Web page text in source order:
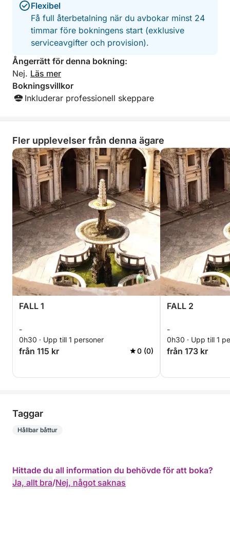
Flexibel
Få full återbetalning när du avbokar minst 24
timmar före bokningens start (exklusive
serviceavgifter och provision).
Ångerrätt för denna bokning:
Nej. Läs mer
Bokningsvillkor
Inkluderar professionell skeppare
Fler upplevelser från denna ägare
FALL 1
-
0h30 · Upp till 1 personer
från 115 kr 0 (0)
FALL 2
-
0h30 · Upp till 1
från 173 kr
Taggar
Hållbar båttur
Hittade du all information du behövde för att boka?
Ja, allt bra/Nej, något saknas